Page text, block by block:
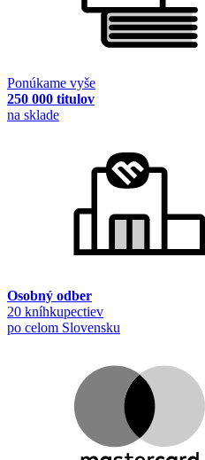
Ponúkame vyše
250 000 titulov
na sklade
Osobný odber
20 kníhkupectiev
po celom Slovensku